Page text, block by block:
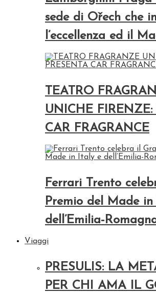
sede di Ořech che
l’eccellenza ed il
TEATRO
UNICHE FIRENZE:
CAR FRAGRANCE
Ferrari Trento
Premio del Made
dell’Emilia-
Viaggi
PRESULIS: LA
PER CHI AMA IL